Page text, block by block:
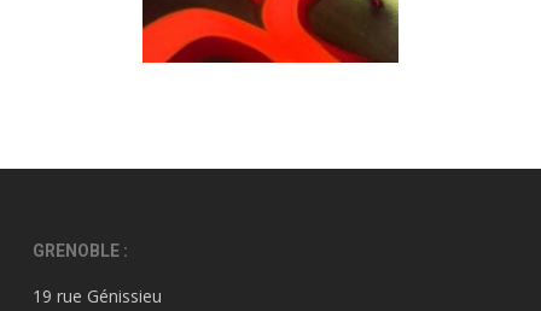
GRENOBLE :
19 rue Génissieu